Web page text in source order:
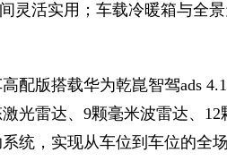
灵活实用；车载冷暖箱与全
配版搭载华为乾崑智驾ads
光雷达、9颗毫米波雷达、
统，实现从车位到车位的全